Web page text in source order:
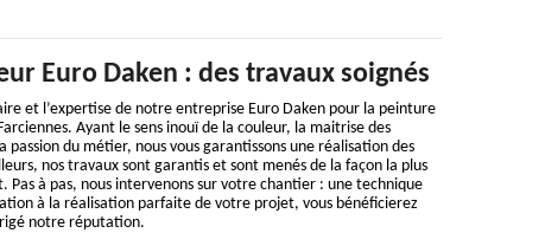
Euro Daken : des travaux soignés
et l’expertise de notre entreprise Euro Daken pour la peinture
Ayant le sens inouï de la couleur, la maitrise des
passion du métier, nous vous garantissons une réalisation des
nos travaux sont garantis et sont menés de la façon la plus
Pas à pas, nous intervenons sur votre chantier : une technique
à la réalisation parfaite de votre projet, vous bénéficierez
notre réputation.